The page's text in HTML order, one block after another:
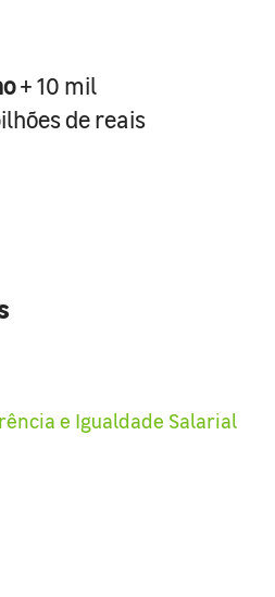
+ 10 mil
de reais
e Igualdade Salarial